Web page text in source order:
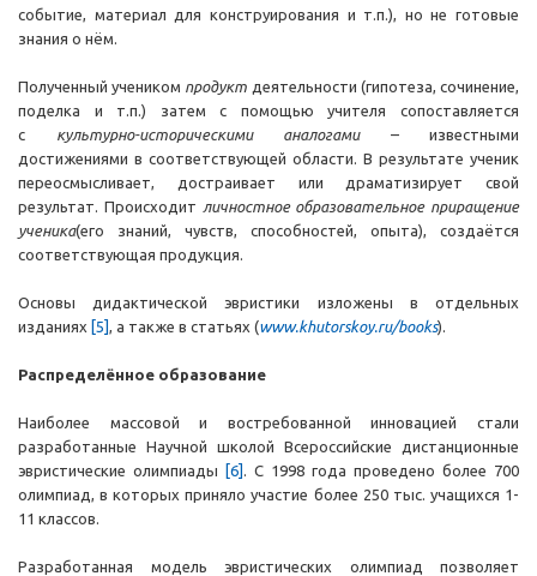
событие, материал для конструирования и т.п.), но не готовые
знания о нём.
Полученный учеником продукт деятельности (гипотеза, сочинение,
поделка и т.п.) затем с помощью учителя сопоставляется
с
культурно-историческими аналогами– известными
достижениями в соответствующей области. В результате ученик
переосмысливает, достраивает или драматизирует свой
результат. Происходит личностное образовательное приращение
ученика(его знаний, чувств, способностей, опыта), создаётся
соответствующая продукция.
Основы дидактической эвристики изложены в отдельных
изданиях [5], а также в статьях (www.khutorskoy.ru/books).
Распределённое образование
Наиболее массовой и востребованной инновацией стали
разработанные Научной школой Всероссийские дистанционные
эвристические олимпиады
[6] . С 1998 года проведено более 700
олимпиад, в которых приняло участие более 250 тыс. учащихся 1-
11 классов.
Разработанная модель эвристических олимпиад позволяет